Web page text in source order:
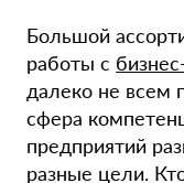
Большой
работы с
далеко не всем
сфера
предприятий
разные цели.